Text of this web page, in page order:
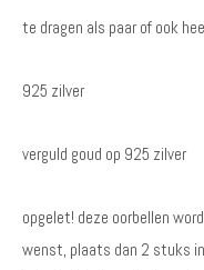
te dragen als paar of ook
925 zilver
verguld goud op 925 zilver
opgelet! deze oorbellen
wenst, plaats dan 2 stuks